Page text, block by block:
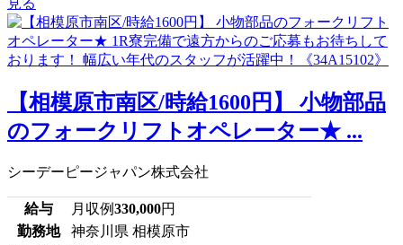
見る
【相模原市南区/時給1600円】 小物部品
のフォークリフトオペレーター★ ...
シーデーピージャパン株式会社
給与 月収例330,000円
勤務地
神奈川県 相模原市